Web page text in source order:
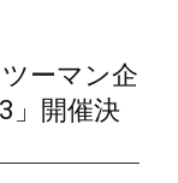
ーマン企
」開催決